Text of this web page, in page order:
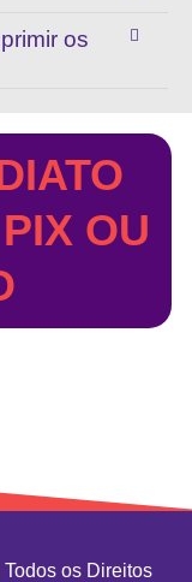
os
OU
Todos os Direitos